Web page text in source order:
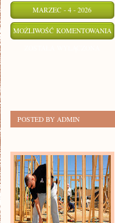
MARZEC - 4 - 2026
MOŻLIWOŚĆ KOMENTOWANIA
POSTED BY ADMIN